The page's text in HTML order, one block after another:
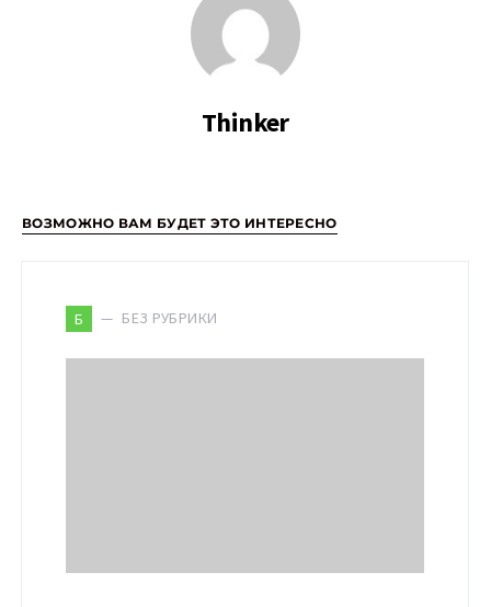
Thinker
ВОЗМОЖНО ВАМ БУДЕТ ЭТО ИНТЕРЕСНО
Б БЕЗ РУБРИКИ